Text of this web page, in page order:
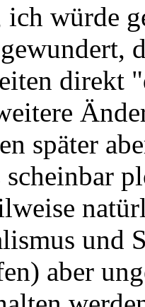
würde
direkt
später
scheinbar
und
aber